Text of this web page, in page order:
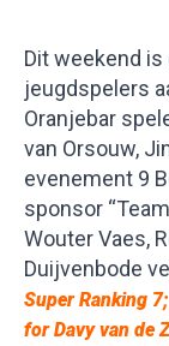
Dit weekend
jeugdspelers
Oranjebar
van Orsouw,
evenement 9
sponsor
Wouter Vaes,
Duijvenbode
SuperRanking
for Davy van de